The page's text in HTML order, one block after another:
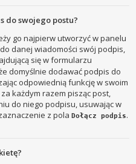
do swojego postu?
go najpierw utworzyć w panelu
danej wiadomości swój podpis,
się w formularzu
domyślnie dodawać podpis do
odpowiednią funkcję w swoim
każdym razem pisząc post,
do niego podpisu, usuwając w
z polaDołącz podpis.